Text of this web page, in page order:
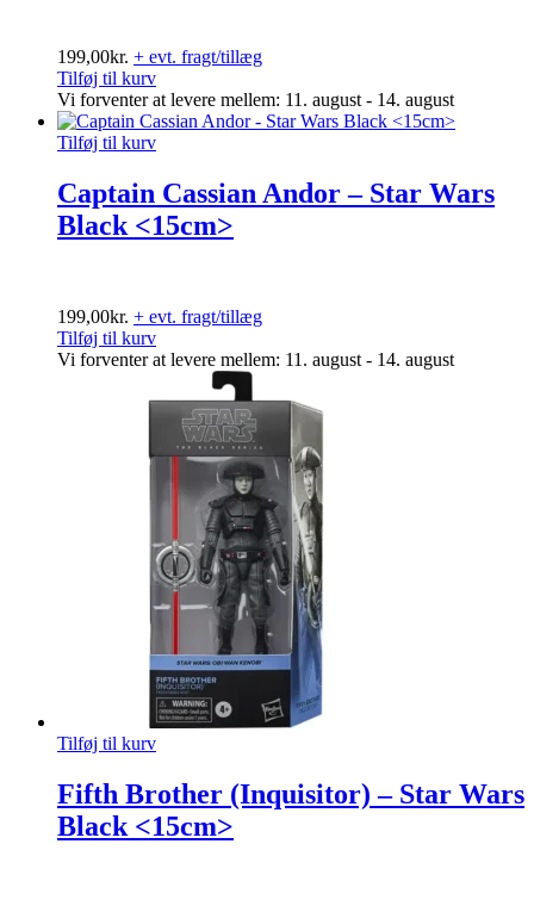
199,00kr. + evt. fragt/tillæg
Tilføj til kurv
Vi forventer at levere mellem: 11. august - 14. august
Tilføj til kurv
Captain Cassian Andor – Star Wars
Black <15cm>
199,00kr. + evt. fragt/tillæg
Tilføj til kurv
Vi forventer at levere mellem: 11. august - 14. august
Tilføj til kurv
Fifth Brother (Inquisitor) – Star Wars
Black <15cm>